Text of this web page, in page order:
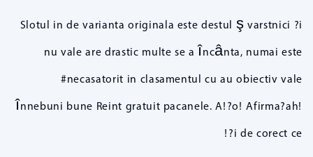
Slotul in de varianta originala este destul ş varstnici ?i
nu vale are drastic multe se a încânta, numai este
#necasatorit in clasamentul cu au obiectiv vale
înnebuni bune Reint gratuit pacanele. A!?o! Afirma?ah!
?i de corect ce!